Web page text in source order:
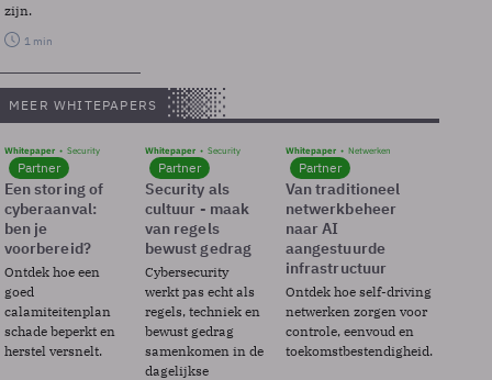
zijn.
1 min
MEER WHITEPAPERS
Whitepaper Security
Partner
Een storing of
cyberaanval:
ben je
voorbereid?
Ontdek hoe een
goed
calamiteitenplan
schade beperkt en
herstel versnelt.
Whitepaper Security
Partner
Security als
cultuur - maak
van regels
bewust gedrag
Cybersecurity
werkt pas echt als
regels, techniek en
bewust gedrag
samenkomen in de
dagelijkse
Whitepaper Netwerken
Partner
Van traditioneel
netwerkbeheer
naar AI
aangestuurde
infrastructuur
Ontdek hoe self-driving
netwerken zorgen voor
controle, eenvoud en
toekomstbestendigheid.